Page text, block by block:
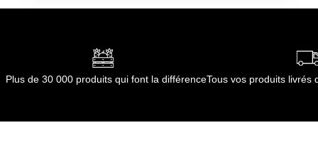
Glucides
par le(s) fournisseur(s) de Transgourmet
Plus de 30 000 produits qui font la différenceTous vos produits livrés